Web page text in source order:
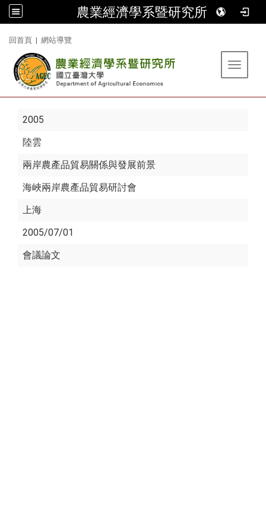
農業經濟學系暨研究所
回首頁 | 網站導覽
Toggle
2005
陸雲
兩岸農產品貿易關係與發展前景
海峽兩岸農產品貿易研討會
上海
2005/07/01
會議論文